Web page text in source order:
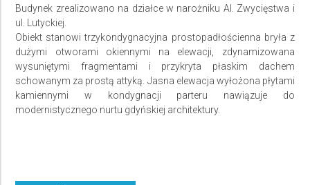
Budynek zrealizowano na działce w narożniku Al. Zwycięstwa i
ul. Lutyckiej.
Obiekt stanowi trzykondygnacyjna prostopadłościenna bryła z
dużymi otworami okiennymi na elewacji, zdynamizowana
wysuniętymi fragmentami i przykryta płaskim dachem
schowanym za prostą attyką. Jasna elewacja wyłożona płytami
kamiennymi w kondygnacji parteru nawiązuje do
modernistycznego nurtu gdyńskiej architektury.